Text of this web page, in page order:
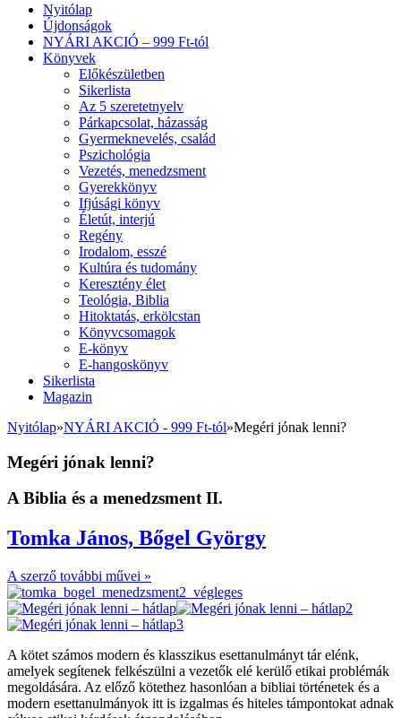
Nyitólap
Újdonságok
NYÁRI AKCIÓ – 999 Ft-tól
Könyvek
Előkészületben
Sikerlista
Az 5 szeretetnyelv
Párkapcsolat, házasság
Gyermeknevelés, család
Pszichológia
Vezetés, menedzsment
Gyerekkönyv
Ifjúsági könyv
Életút, interjú
Regény
Irodalom, esszé
Kultúra és tudomány
Keresztény élet
Teológia, Biblia
Hitoktatás, erkölcstan
Könyvcsomagok
E-könyv
E-hangoskönyv
Sikerlista
Magazin
Nyitólap»NYÁRI AKCIÓ - 999 Ft-tól»Megéri jónak lenni?
Megéri jónak lenni?
A Biblia és a menedzsment II.
Tomka János, Bőgel György
A szerző további művei »
A kötet számos modern és klasszikus esettanulmányt tár elénk,
amelyek segítenek felkészülni a vezetők elé kerülő etikai problémák
megoldására. Az előző kötethez hasonlóan a bibliai történetek és a
modern esettanulmányok itt is izgalmas és hiteles támpontokat adnak